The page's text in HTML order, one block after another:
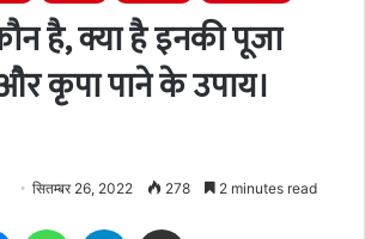
है, क्या है इनकी पूजा
कृपा पाने के उपाय।
सितम्बर 26, 2022 278 2 minutes read
MessengerWhatsAppTelegram